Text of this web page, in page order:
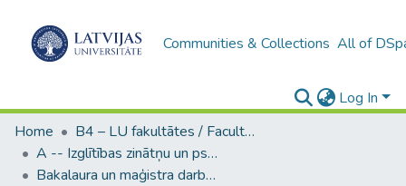
Communities & Collections All of
Log In
Home
B4 – LU fakultātes / Faculties of the UL
A -- Izglītības zinātņu un psiholoģijas fakultāte / Faculty of Education Sciences and Psychology
Bakalaura un maģistra darbi (PPMF) / Bachelor's and Master's theses